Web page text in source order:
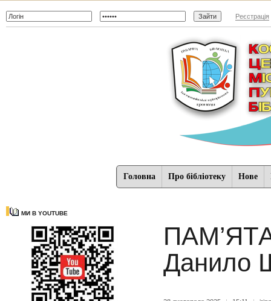
Реєстрація
Головна Про бібліотеку Нове
МИ В YOUTUBE